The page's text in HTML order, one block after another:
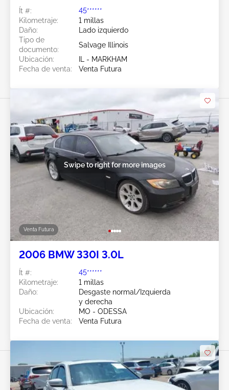
Ít #:
45******
Kilometraje:
1 millas
Daño:
Lado izquierdo
Tipo de
documento:
Salvage Illinois
Ubicación:
IL - MARKHAM
Fecha de venta:
Venta Futura
Venta Futura
Swipe to right for more images
2006 BMW 330I 3.0L
Ít #:
45******
Kilometraje:
1 millas
Daño:
Desgaste normal/Izquierda
y derecha
Ubicación:
MO - ODESSA
Fecha de venta:
Venta Futura